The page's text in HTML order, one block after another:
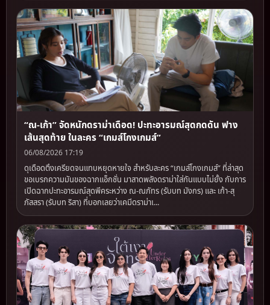
“ณ-เก้า” จัดหนักดราม่าเดือด! ปะทะอารมณ์สุดกดดัน ฟาง
เส้นสุดท้าย ในละคร “เกมส์โกงเกมส์”
06/08/2026 17:19
ดุเดือดตึงเครียดจนแทบหยุดหายใจ สำหรับละคร “เกมส์โกงเกมส์” ที่ล่าสุด
ขอเบรกความมันของฉากแอ็กชั่น มาสาดพลังดราม่าใส่กันแบบไม่ยั้ง กับการ
เปิดฉากปะทะอารมณ์สุดพีคระหว่าง ณ-ณภัทร (รับบท มังกร) และ เก้า-สุ
ภัสสรา (รับบท ริสา) ที่บอกเลยว่าเคมีดราม่าเ...